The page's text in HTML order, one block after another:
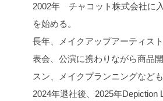
2002年 チャコット株式会社に
を始める。
長年、メイクアップアーティス
表会、公演に携わりながら商品
スン、メイクプランニングなども
2024年退社後、2025年Depiction